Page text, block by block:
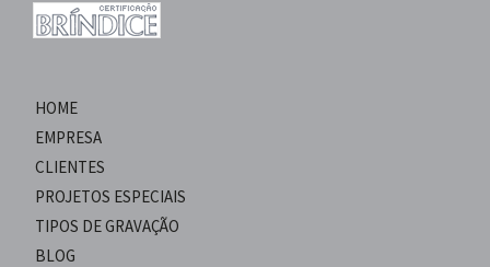
HOME
EMPRESA
CLIENTES
PROJETOS ESPECIAIS
TIPOS DE GRAVAÇÃO
BLOG